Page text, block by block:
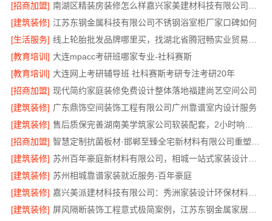
[招商加盟]
[建筑装修] 江苏东钢金属科技有限公司不锈钢浴室柜厂家口碑如何
[生活服务]
[教育培训] 大连mpacc考研班哪家专业-社科赛斯
[教育培训] 大连网上考研辅导班 社科赛斯考研专注考研20年
[招商加盟] 现代简约家庭装修免费设计整体落地福建尚艺空间公司
[建筑装修] 广东鼎饰空间装饰工程有限公司广州靠谱室内设计服务
[建筑装修]
[招商加盟]
[建筑装修]
苏州百年豪庭新材料有限公司，相城一站式家装设计多少钱拎包入住
[建筑装修] 苏州相城靠谱家装就近服务-百年豪庭
[建筑装修]
嘉兴美派建材科技有限公司：秀洲家装设计环保材料推荐
[建筑装修]